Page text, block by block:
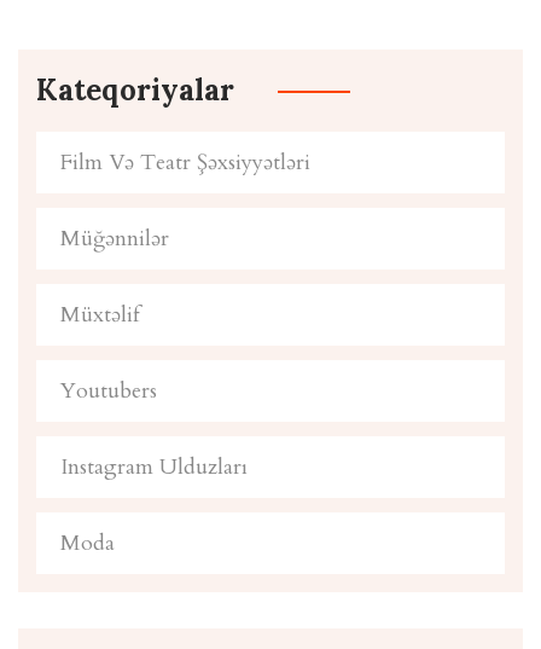
Kateqoriyalar
Film Və Teatr Şəxsiyyətləri
Müğənnilər
Müxtəlif
Youtubers
Instagram Ulduzları
Moda